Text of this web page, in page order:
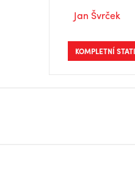
Jan Švrček
KOMPLETNÍ